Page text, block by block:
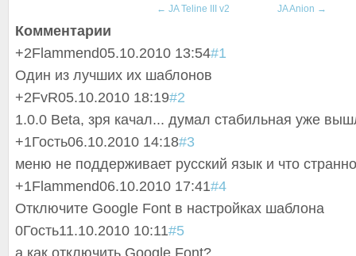
← JA Teline III v2 JA Anion →
Комментарии
+2Flammend05.10.2010 13:54#1
Один из лучших их шаблонов
+2FvR05.10.2010 18:19#2
1.0.0 Beta, зря качал... думал стабильная уже
+1Гость06.10.2010 14:18#3
меню не поддерживает русский язык и что
+1Flammend06.10.2010 17:41#4
Отключите Google Font в настройках шаблона
0Гость11.10.2010 10:11#5
а как отключить Google Font?